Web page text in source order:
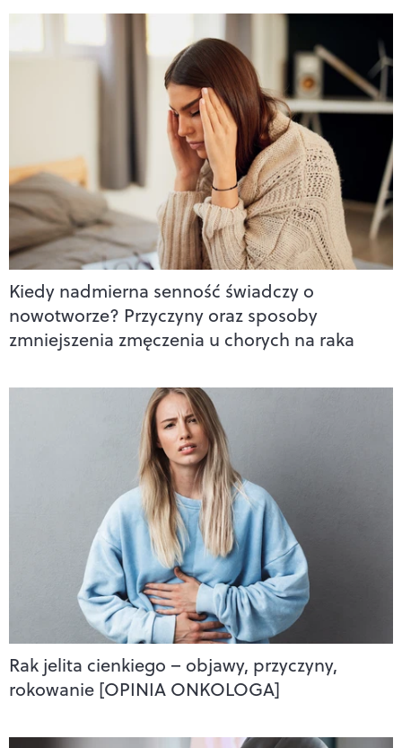
Kiedy nadmierna senność świadczy o
nowotworze? Przyczyny oraz sposoby
zmniejszenia zmęczenia u chorych na raka
Rak jelita cienkiego – objawy, przyczyny,
rokowanie [OPINIA ONKOLOGA]